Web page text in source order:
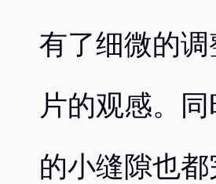
有了细微的
片的观感。
的小缝隙也